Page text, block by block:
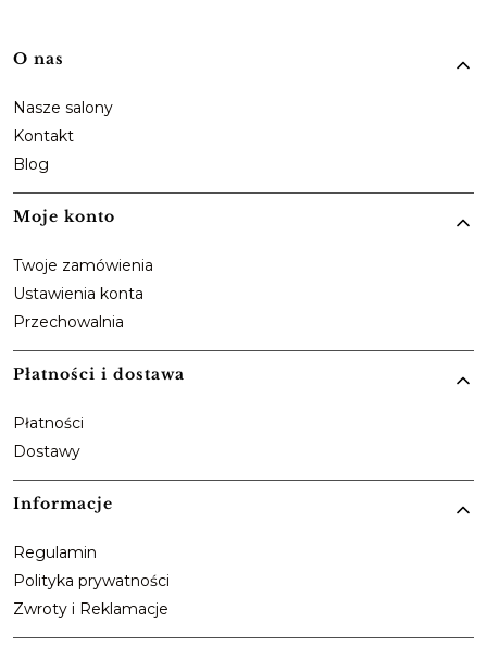
Linki w stopce
O nas
Nasze salony
Kontakt
Blog
Moje konto
Twoje zamówienia
Ustawienia konta
Przechowalnia
Płatności i dostawa
Płatności
Dostawy
Informacje
Regulamin
Polityka prywatności
Zwroty i Reklamacje